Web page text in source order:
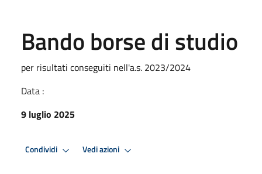
Bando borse di studio
per risultati conseguiti nell'a.s. 2023/2024
Data :
9 luglio 2025
Condividi Vedi azioni